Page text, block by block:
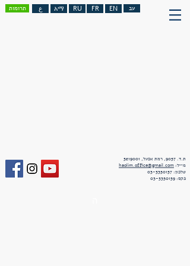
תרומות ع አማ RU FR EN עב
ת.ד. 9057, רמת אפעל,
5219001
מייל:haolim.office@gmail.com
טלפון:03-5350157
פקס:03-5350159